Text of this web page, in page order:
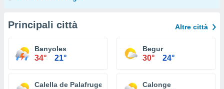
Principali città Altre città
Banyoles
34° 21°
Begur
30° 24°
Calella de Palafrugell Calonge